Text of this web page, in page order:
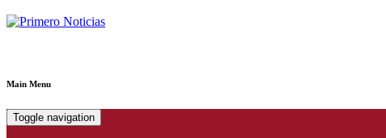
Main Menu
Toggle navigation